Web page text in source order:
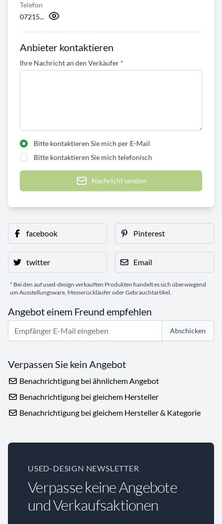
Telefon
07215...
Anbieter kontaktieren
Ihre Nachricht an den Verkäufer *
Bitte kontaktieren Sie mich per E-Mail
Bitte kontaktieren Sie mich telefonisch
Nachricht senden
facebook Pinterest
twitter Email
* Bei den auf used-design verkauften Produkten handelt es sich überwiegend
um Ausstellungsware, Messerückläufer oder Gebrauchtartikel.
Angebot einem Freund empfehlen
Abschicken
Verpassen Sie kein Angebot
Benachrichtigung bei ähnlichem Angebot
Benachrichtigung bei gleichem Hersteller
Benachrichtigung bei gleichem Hersteller & Kategorie
USED-DESIGN NEWSLETTER
Verpasse keine Angebote
und Verkaufsaktionen